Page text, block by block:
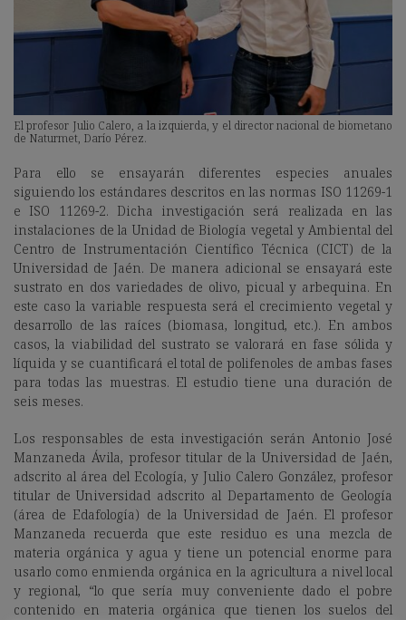
El profesor Julio Calero, a la izquierda, y el director nacional de biometano
de Naturmet, Darío Pérez.
Para ello se ensayarán diferentes especies anuales
siguiendo los estándares descritos en las normas ISO 11269-1
e ISO 11269-2. Dicha investigación será realizada en las
instalaciones de la Unidad de Biología vegetal y Ambiental del
Centro de Instrumentación Científico Técnica (CICT) de la
Universidad de Jaén. De manera adicional se ensayará este
sustrato en dos variedades de olivo, picual y arbequina. En
este caso la variable respuesta será el crecimiento vegetal y
desarrollo de las raíces (biomasa, longitud, etc.). En ambos
casos, la viabilidad del sustrato se valorará en fase sólida y
líquida y se cuantificará el total de polifenoles de ambas fases
para todas las muestras. El estudio tiene una duración de
seis meses.
Los responsables de esta investigación serán Antonio José
Manzaneda Ávila, profesor titular de la Universidad de Jaén,
adscrito al área del Ecología, y Julio Calero González, profesor
titular de Universidad adscrito al Departamento de Geología
(área de Edafología) de la Universidad de Jaén. El profesor
Manzaneda recuerda que este residuo es una mezcla de
materia orgánica y agua y tiene un potencial enorme para
usarlo como enmienda orgánica en la agricultura a nivel local
y regional, “lo que sería muy conveniente dado el pobre
contenido en materia orgánica que tienen los suelos del